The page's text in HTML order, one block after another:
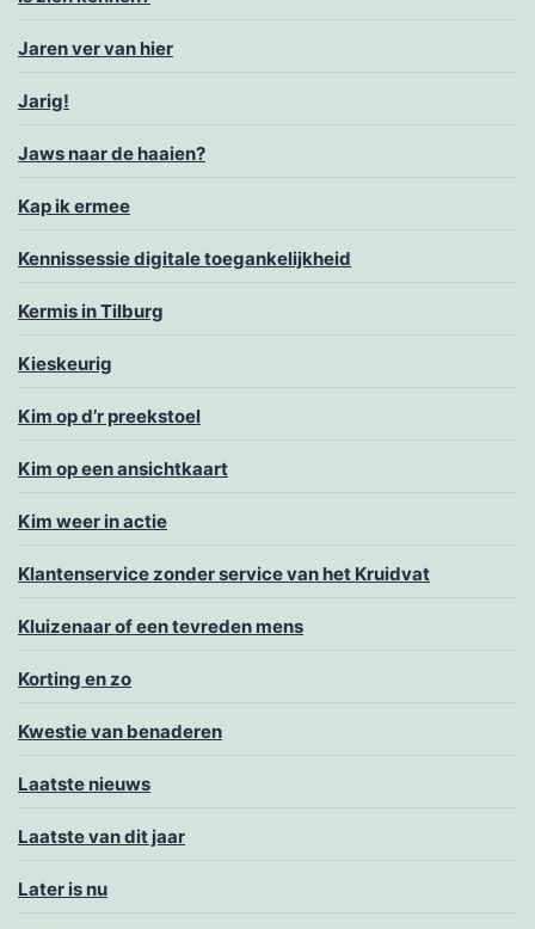
Jaren ver van hier
Jarig!
Jaws naar de haaien?
Kap ik ermee
Kennissessie digitale toegankelijkheid
Kermis in Tilburg
Kieskeurig
Kim op d’r preekstoel
Kim op een ansichtkaart
Kim weer in actie
Klantenservice zonder service van het Kruidvat
Kluizenaar of een tevreden mens
Korting en zo
Kwestie van benaderen
Laatste nieuws
Laatste van dit jaar
Later is nu